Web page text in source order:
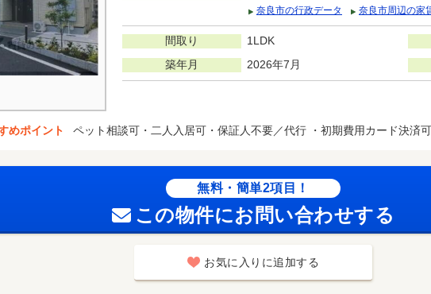
奈良市の行政データ
奈良市周辺の家
間取り
1LDK
築年月
2026年7月
めポイント ペット相談可・二人入居可・保証人不要／代行 ・初期費用カード決済
無料・簡単2項目！
この物件にお問い合わせする
お気に入りに追加する